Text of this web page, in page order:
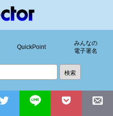
QuickPoint
みんなの
電子署名